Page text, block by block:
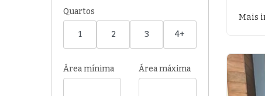
Quartos
1 2 3 4+
Área mínima Área máxima
Mais